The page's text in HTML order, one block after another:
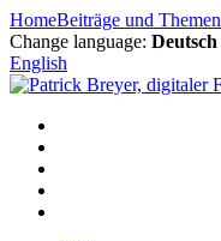
Zum
Inhalt
springen
HomeBeiträge und Themen
Change language: Deutsch
English